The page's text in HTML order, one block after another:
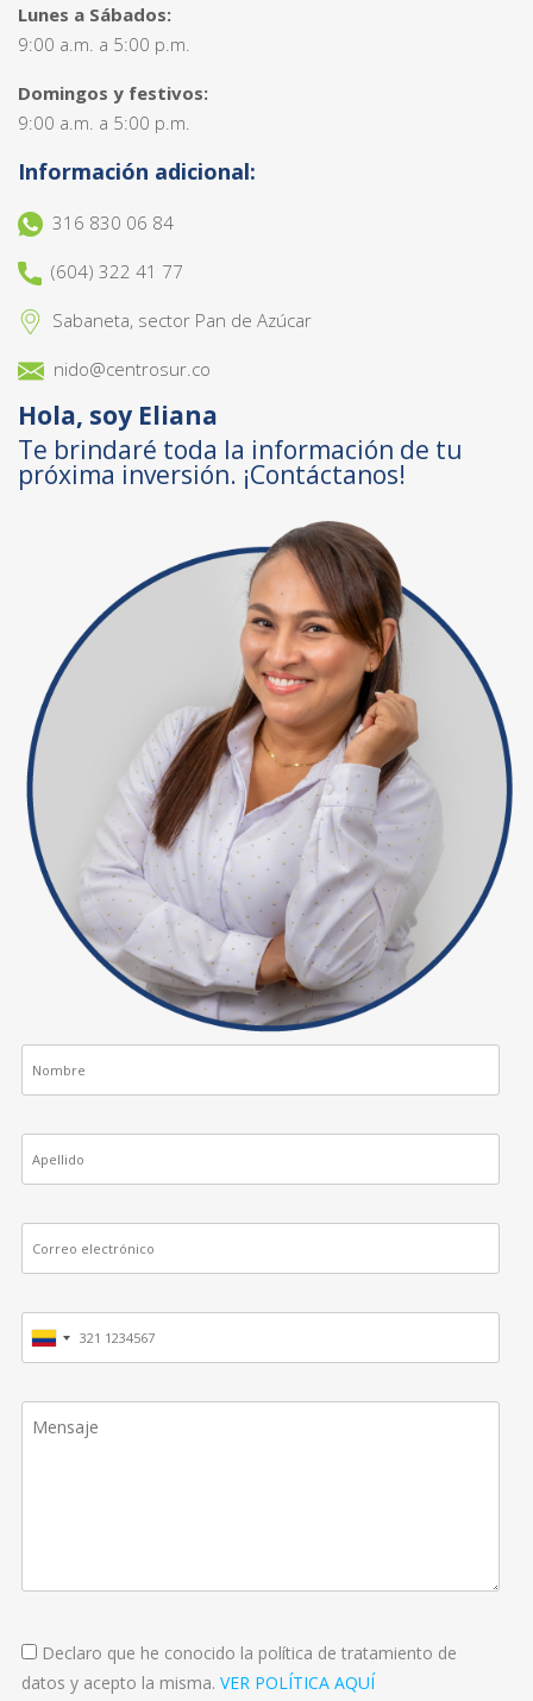
Lunes a Sábados:
9:00 a.m. a 5:00 p.m.
Domingos y festivos:
9:00 a.m. a 5:00 p.m.
Información adicional:
316 830 06 84
(604) 322 41 77
Sabaneta, sector Pan de Azúcar
nido@centrosur.co
Hola, soy Eliana
Te brindaré toda la información de tu
próxima inversión. ¡Contáctanos!
Declaro que he conocido la política de tratamiento de
datos y acepto la misma. VER POLÍTICA AQUÍ